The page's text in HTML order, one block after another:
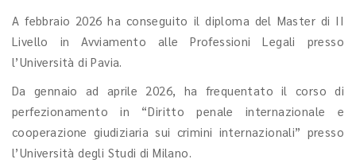
A febbraio 2026 ha conseguito il diploma del Master di II
Livello in Avviamento alle Professioni Legali presso
l’Università di Pavia.
Da gennaio ad aprile 2026, ha frequentato il corso di
perfezionamento in “Diritto penale internazionale e
cooperazione giudiziaria sui crimini internazionali” presso
l’Università degli Studi di Milano.